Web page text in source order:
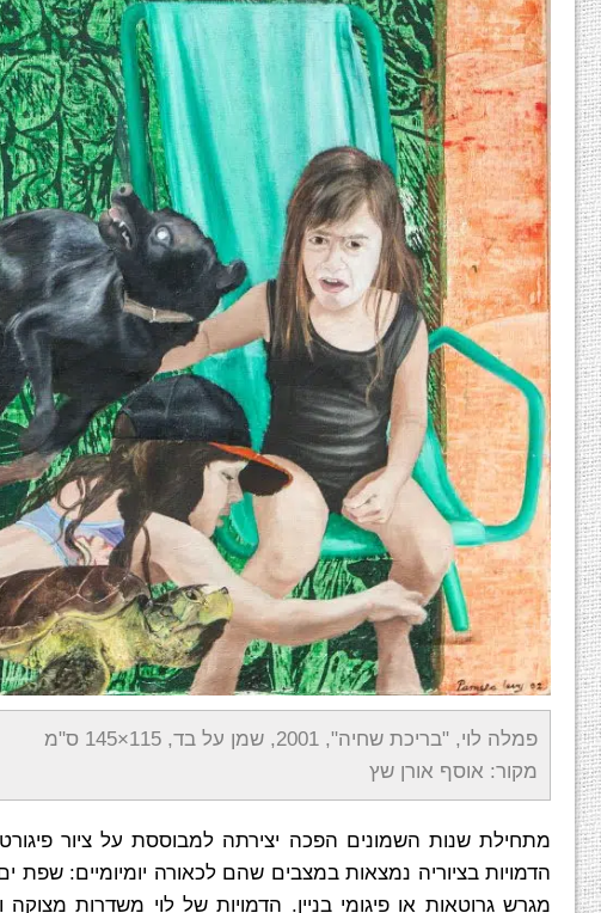
פמלה לוי, "בריכת שחיה", 2001, שמן על בד, 115×145 ס"מ
מקור: אוסף אורן שץ
מתחילת שנות השמונים הפכה יצירתה למבוססת על ציור
הדמויות בציוריה נמצאות במצבים שהם לכאורה יומיומיים: שפת
מגרש גרוטאות או פיגומי בניין. הדמויות של לוי משדרות